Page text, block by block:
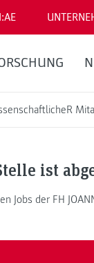
ist
Jobs der FH